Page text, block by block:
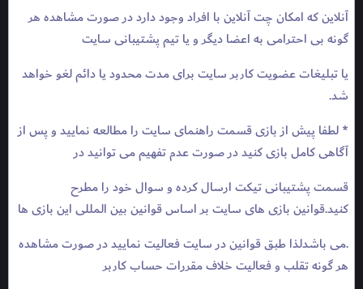
آنلاین که امکان چت آنلاین با افراد وجود دارد در صورت مشاهده هر
گونه بی احترامی به اعضا دیگر و یا تیم پشتیبانی سایت
یا تبلیغات عضویت کاربر سایت برای مدت محدود یا دائم لغو خواهد
شد.
* لطفا پیش از بازی قسمت راهنمای سایت را مطالعه نمایید و پس از
آگاهی کامل بازی کنید در صورت عدم تفهیم می توانید در
قسمت پشتیبانی تیکت ارسال کرده و سوال خود را مطرح
کنید.قوانین بازی های سایت بر اساس قوانین بین المللی این بازی ها
.می باشدلذا طبق قوانین در سایت فعالیت نمایید در صورت مشاهده
هر گونه تقلب و فعالیت خلاف مقررات حساب کاربر